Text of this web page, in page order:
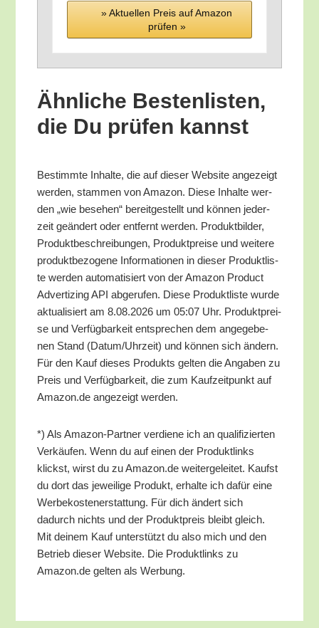
» Aktu­el­len Preis auf Ama­zon
prü­fen »
Ähn­li­che Bes­ten­lis­ten,
die Du prü­fen kannst
Bestimm­te Inhal­te, die auf die­ser Web­site ange­zeigt
wer­den, stam­men von Ama­zon. Die­se Inhal­te wer­
den „wie bese­hen“ bereit­ge­stellt und kön­nen jeder­
zeit geän­dert oder ent­fernt wer­den. Pro­dukt­bil­der,
Pro­dukt­be­schrei­bun­gen, Pro­dukt­prei­se und wei­te­re
pro­dukt­be­zo­ge­ne Infor­ma­tio­nen in die­ser Pro­dukt­lis­
te wer­den auto­ma­ti­siert von der Ama­zon Pro­duct
Adver­tiz­ing API abge­ru­fen. Die­se Pro­dukt­lis­te wur­de
aktua­li­siert am 8.08.2026 um 05:07 Uhr. Pro­dukt­prei­
se und Ver­füg­bar­keit ent­spre­chen dem ange­ge­be­
nen Stand (Datum/​Uhrzeit) und kön­nen sich ändern.
Für den Kauf die­ses Pro­dukts gel­ten die Anga­ben zu
Preis und Ver­füg­bar­keit, die zum Kauf­zeit­punkt auf
Amazon.de ange­zeigt werden.
*) Als Ama­zon-Part­ner ver­die­ne ich an qua­li­fi­zier­ten
Ver­käu­fen. Wenn du auf einen der Pro­dukt­links
klickst, wirst du zu Amazon.de wei­ter­ge­lei­tet. Kaufst
du dort das jewei­li­ge Pro­dukt, erhal­te ich dafür eine
Wer­be­kos­ten­er­stat­tung. Für dich ändert sich
dadurch nichts und der Pro­dukt­preis bleibt gleich.
Mit dei­nem Kauf unter­stützt du also mich und den
Betrieb die­ser Web­site. Die Pro­dukt­links zu
Amazon.de gel­ten als Werbung.